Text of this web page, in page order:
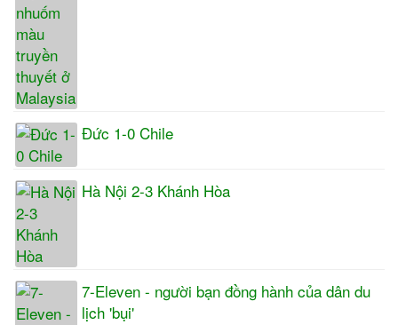
Đức 1-0 Chile
Hà Nội 2-3 Khánh Hòa
7-Eleven - người bạn đồng hành của dân du
lịch 'bụi'